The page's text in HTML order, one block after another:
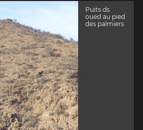
Puits ds
oued au pied
des palmiers